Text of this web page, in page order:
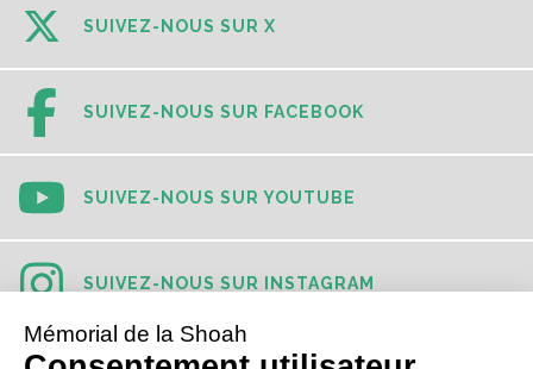
SUIVEZ-NOUS SUR X
SUIVEZ-NOUS SUR FACEBOOK
SUIVEZ-NOUS SUR YOUTUBE
SUIVEZ-NOUS SUR INSTAGRAM